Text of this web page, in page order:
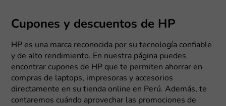
Cupones y descuentos de HP
HP es una marca reconocida por su tecnología confiable
y de alto rendimiento. En nuestra página puedes
encontrar cupones de HP que te permiten ahorrar en
compras de laptops, impresoras y accesorios
directamente en su tienda online en Perú. Además, te
contaremos cuándo aprovechar las promociones de